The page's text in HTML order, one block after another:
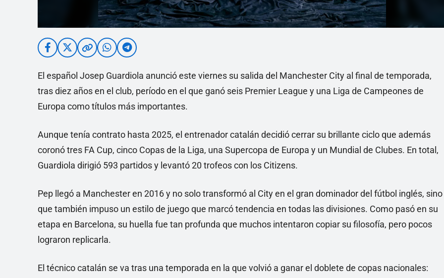
El español Josep Guardiola anunció este viernes su salida del Manchester City al final de temporada,
tras diez años en el club, período en el que ganó seis Premier League y una Liga de Campeones de
Europa como títulos más importantes.
Aunque tenía contrato hasta 2025, el entrenador catalán decidió cerrar su brillante ciclo que además
coronó tres FA Cup, cinco Copas de la Liga, una Supercopa de Europa y un Mundial de Clubes. En total,
Guardiola dirigió 593 partidos y levantó 20 trofeos con los Citizens.
Pep llegó a Manchester en 2016 y no solo transformó al City en el gran dominador del fútbol inglés, sino
que también impuso un estilo de juego que marcó tendencia en todas las divisiones. Como pasó en su
etapa en Barcelona, su huella fue tan profunda que muchos intentaron copiar su filosofía, pero pocos
lograron replicarla.
El técnico catalán se va tras una temporada en la que volvió a ganar el doblete de copas nacionales: